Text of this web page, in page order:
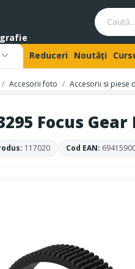
Reduceri Noutăți
Accesorii foto Accesorii si piese
Focus
117020 Cod EAN: